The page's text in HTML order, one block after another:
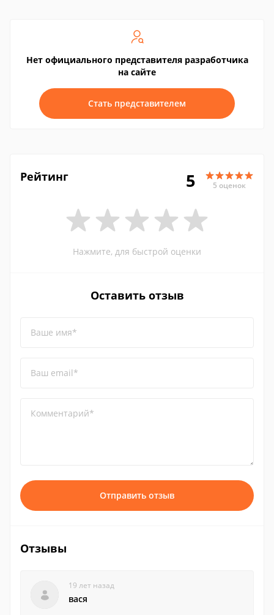
Нет официального представителя разработчика
на сайте
Стать представителем
Рейтинг 5 5 оценок
Нажмите, для быстрой оценки
Оставить отзыв
Ваше имя*
Ваш email*
Комментарий*
Отправить отзыв
Отзывы
19 лет назад
вася